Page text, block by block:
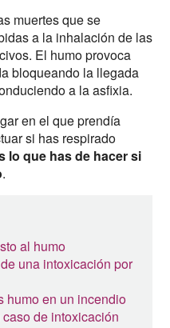
muertes que se
a la inhalación de las
El humo provoca
bloqueando la llegada
a la asfixia.
en el que prendía
si has respirado
lo que has de hacer si
.
al humo
una intoxicación por
humo en un incendio
de intoxicación